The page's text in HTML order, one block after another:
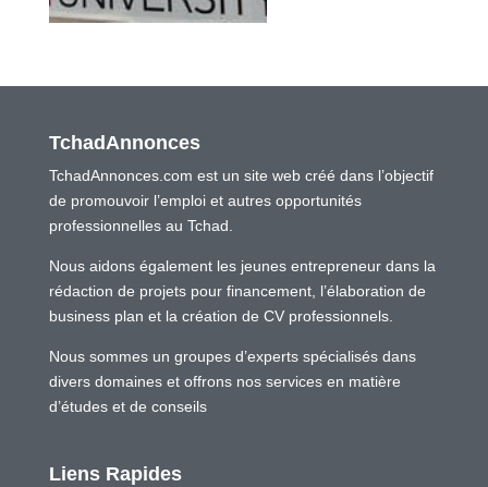
TchadAnnonces
TchadAnnonces.com est un site web créé dans l’objectif
de promouvoir l’emploi et autres opportunités
professionnelles au Tchad.
Nous aidons également les jeunes entrepreneur dans la
rédaction de projets pour financement, l’élaboration de
business plan et la création de CV professionnels.
Nous sommes un groupes d’experts spécialisés dans
divers domaines et offrons nos services en matière
d’études et de conseils
Liens Rapides